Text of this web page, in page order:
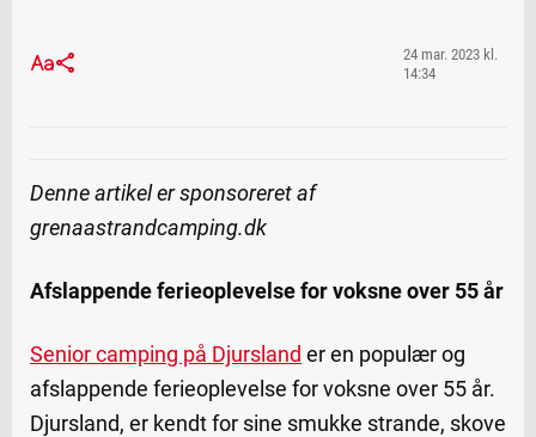
24 mar. 2023 kl.
14:34
Denne artikel er sponsoreret af
grenaastrandcamping.dk
Afslappende ferieoplevelse for voksne over 55 år
Senior camping på Djursland er en populær og
afslappende ferieoplevelse for voksne over 55 år.
Djursland, er kendt for sine smukke strande, skove